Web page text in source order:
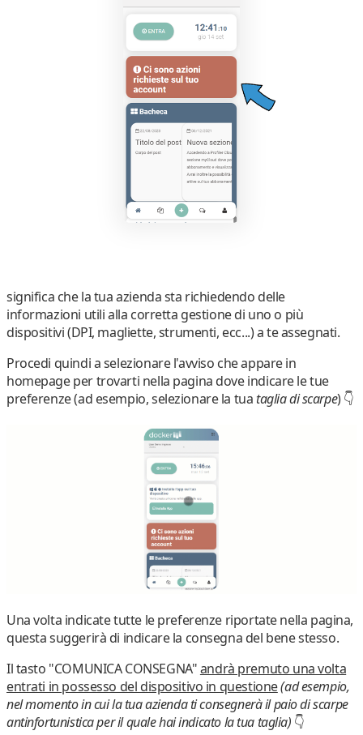
significa chela tua aziendasta richiedendo delle
informazioni utili alla corretta gestione di uno o più
dispositivi(DPI, magliette, strumenti, ecc...)a te assegnati.
Procedi quindi aselezionare l'avviso che appare in
homepage per trovarti nella pagina doveindicare le tue
preferenze(ad esempio, selezionare la tua taglia di scarpe) 👇
Una volta indicate tutte le preferenze riportate nella pagina,
questa suggerirà di indicare la consegna del bene stesso.
Il tasto "COMUNICA CONSEGNA"andrà premuto una volta
entrati in possesso del dispositivo in questione(ad esempio,
nel momento in cui la tua azienda ti consegnerà il paio di scarpe
antinfortunistica per il quale hai indicato la tua taglia) 👇